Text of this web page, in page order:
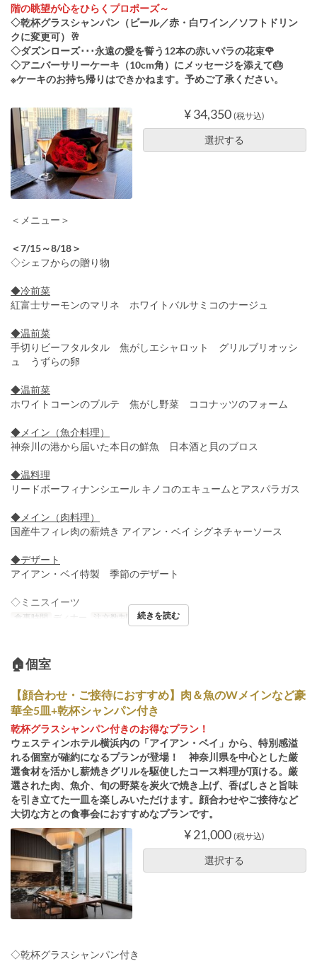
階の眺望が心をひらくプロポーズ～
◇乾杯グラスシャンパン（ビール／赤・白ワイン／ソフトドリン
クに変更可）🥂
◇ダズンローズ･･･永遠の愛を誓う12本の赤いバラの花束🌹
◇アニバーサリーケーキ（10cm角）にメッセージを添えて🎂
※ケーキのお持ち帰りはできかねます。予めご了承ください。
¥ 34,350 (税サ込)
選択する
＜メニュー＞
＜7/15～8/18＞
◇シェフからの贈り物
◆冷前菜
紅富士サーモンのマリネ ホワイトバルサミコのナージュ
◆温前菜
手切りビーフタルタル 焦がしエシャロット グリルブリオッシ
ュ うずらの卵
◆温前菜
ホワイトコーンのブルテ 焦がし野菜 ココナッツのフォーム
◆メイン（魚介料理）
神奈川の港から届いた本日の鮮魚 日本酒と貝のブロス
◆温料理
リードボーフィナンシエール キノコのエキュームとアスパラガス
◆メイン（肉料理）
国産牛フィレ肉の薪焼き アイアン・ベイ シグネチャーソース
◆デザート
アイアン・ベイ特製 季節のデザート
◇ミニスイーツ
食事時間 ディナー 注文数制限 2 ~ 2
続きを読む
🏠個室
【顔合わせ・ご接待におすすめ】肉＆魚のWメインなど豪
華全5皿+乾杯シャンパン付き
乾杯グラスシャンパン付きのお得なプラン！
ウェスティンホテル横浜内の「アイアン・ベイ」から、特別感溢
れる個室が確約になるプランが登場！ 神奈川県を中心とした厳
選食材を活かし薪焼きグリルを駆使したコース料理が頂ける。厳
選された肉、魚介、旬の野菜を炭火で焼き上げ、香ばしさと旨味
を引き立てた一皿を楽しみいただけます。顔合わせやご接待など
大切な方との食事会におすすめなプランです。
¥ 21,000 (税サ込)
選択する
◇乾杯グラスシャンパン付き